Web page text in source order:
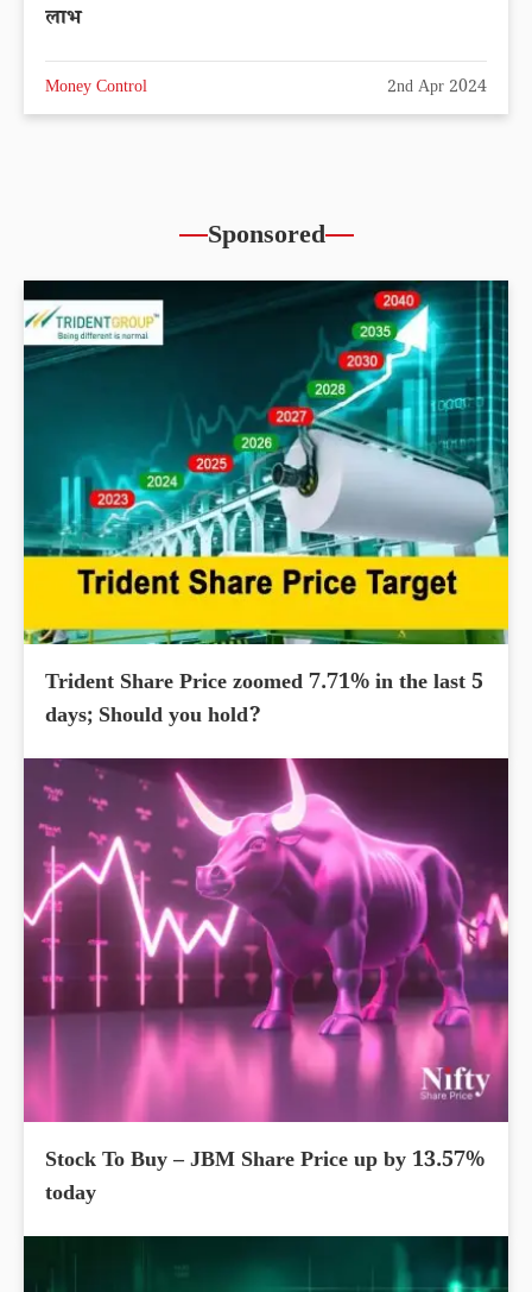
लाभ
Money Control 2nd Apr 2024
Sponsored
Trident Share Price zoomed 7.71% in the last 5
days; Should you hold?
Stock To Buy – JBM Share Price up by 13.57%
today